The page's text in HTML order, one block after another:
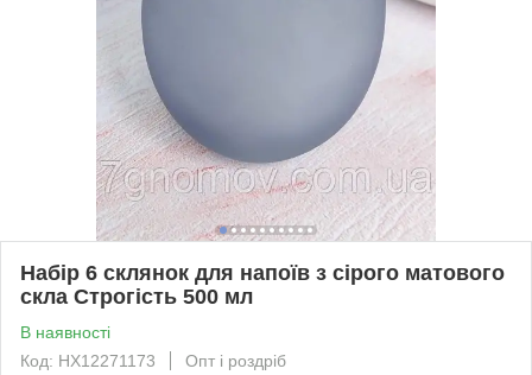
Набір 6 склянок для напоїв з сірого матового
скла Строгість 500 мл
В наявності
Код: HX12271173
Опт і роздріб